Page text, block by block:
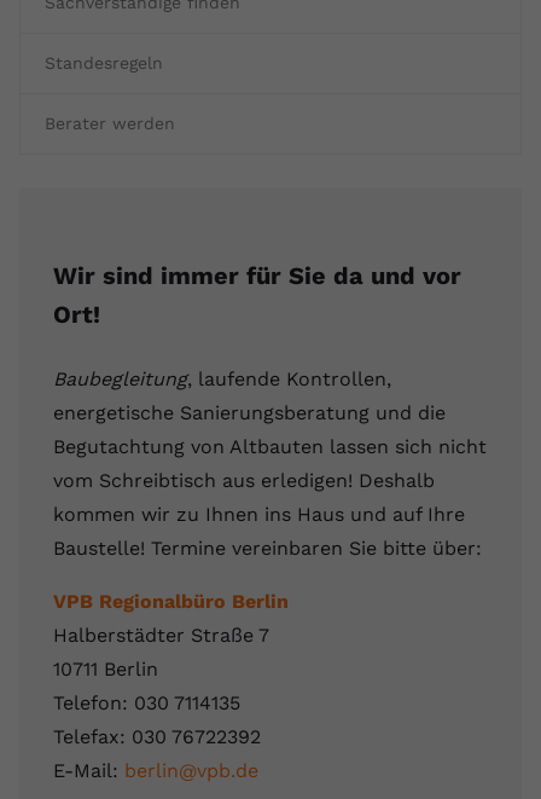
Standesregeln
Berater werden
Wir sind immer für Sie da und vor
Ort!
Baubegleitung, laufende Kontrollen,
energetische Sanierungsberatung und die
Begutachtung von Altbauten lassen sich nicht
vom Schreibtisch aus erledigen! Deshalb
kommen wir zu Ihnen ins Haus und auf Ihre
Baustelle! Termine vereinbaren Sie bitte über:
VPB Regionalbüro Berlin
Halberstädter Straße 7
10711 Berlin
Telefon: 030 7114135
Telefax: 030 76722392
E-Mail: berlin@vpb.de